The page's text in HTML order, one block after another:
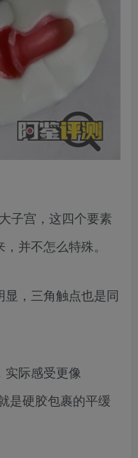
子宫，这四个要素
并不怎么特殊。
，三角触点也是同
际感受更像
是硬胶包裹的平缓